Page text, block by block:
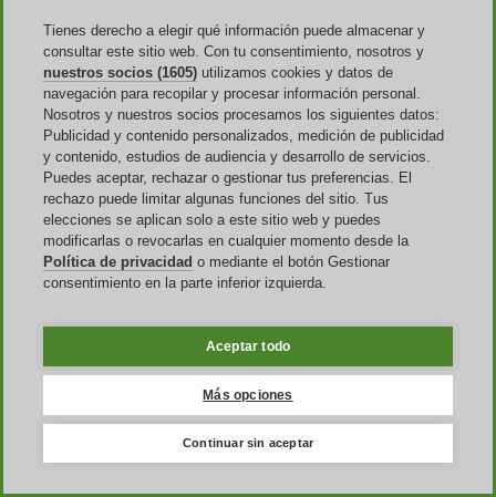
Dentro del catálogo de Gamivoencontrarás una gran variedad
de juegos y contenidos DLCpara PlayStation 4 y PlayStation 5,
Xbox One y Xbox Series S/X y Nintendo Switch. Pero, además,
recientemente ha introducido una sección adicional de software a
través de la cual podrás adquirir
programas ofimáticos
como
Microsoft Office o
antivirus como Kaspersky o McAfee.
¿Dónde encuentro un cupón descuento
Gamivo?
Todos los productos que encontrarás en Gamivo están sujetos a
algún tipo de descuento respecto a su precio original de venta. De
comunidad gamer. Sin embargo, hay modos de acceder a rebajas
En la propia interfaz de la tienda en línea es posible encontrar
algunos códigos descuentoasociados a rebajas de entre el 5 % y el
50 % adicional. De hecho, en la web te indicarán cómo debes
introducirlo, aunque siempre puedes recurrir también a la
información que te hemos aportado un poco más arriba.
Tienes derecho a elegir qué información puede almacenar y
consultar este sitio web. Con tu consentimiento, nosotros y
nuestros socios (1605) utilizamos cookies y datos de
navegación para recopilar y procesar información personal.
Nosotros y nuestros socios procesamos los siguientes datos:
Publicidad y contenido personalizados, medición de publicidad
y contenido, estudios de audiencia y desarrollo de servicios.
Puedes aceptar, rechazar o gestionar tus preferencias. El
rechazo puede limitar algunas funciones del sitio. Tus
elecciones se aplican solo a este sitio web y puedes
modificarlas o revocarlas en cualquier momento desde la
Política de privacidad o mediante el botón Gestionar
consentimiento en la parte inferior izquierda.
Aceptar todo
Más opciones
Continuar sin aceptar